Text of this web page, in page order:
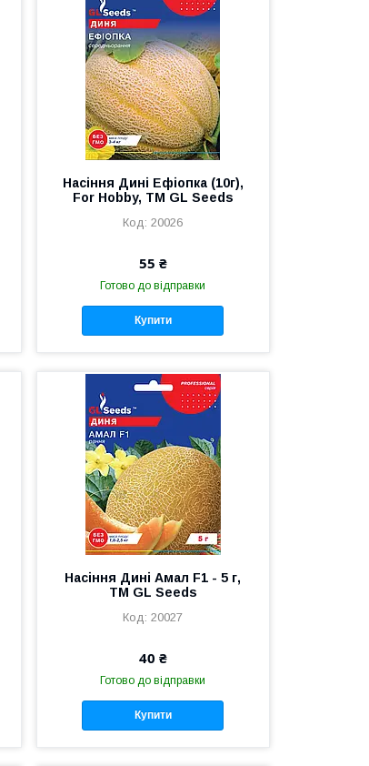
Насіння Дині Ефіопка (10г),
For Hobby, TM GL Seeds
20026
55 ₴
Готово до відправки
Купити
Насіння Дині Амал F1 - 5 г,
TM GL Seeds
20027
40 ₴
Готово до відправки
Купити